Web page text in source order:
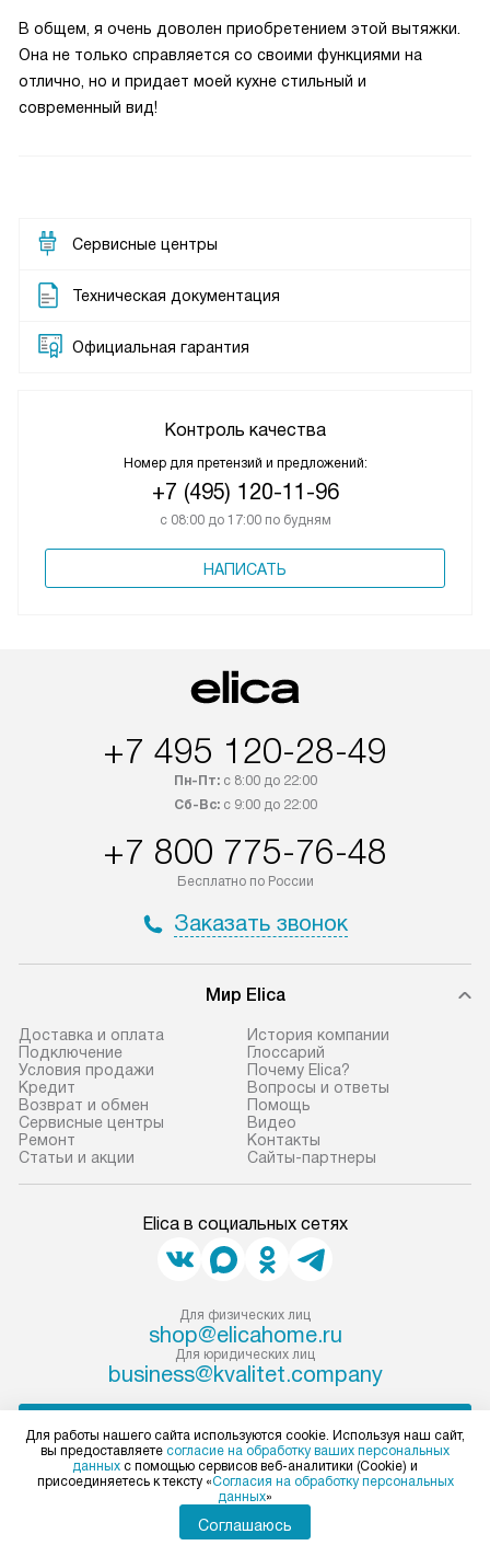
В общем, я очень доволен приобретением этой вытяжки.
Она не только справляется со своими функциями на
отлично, но и придает моей кухне стильный и
современный вид!
Сервисные центры
Техническая документация
Официальная гарантия
Контроль качества
Номер для претензий и предложений:
+7 (495) 120-11-96
с 08:00 до 17:00 по будням
НАПИСАТЬ
+7 495 120-28-49
Пн-Пт:с 8:00 до 22:00
Сб-Вс:с 9:00 до 22:00
+7 800 775-76-48
Бесплатно по России
Заказать звонок
Мир Elica
Доставка и оплата
Подключение
Условия продажи
Кредит
Возврат и обмен
Сервисные центры
Ремонт
Статьи и акции
История компании
Глоссарий
Почему Elica?
Вопросы и ответы
Помощь
Видео
Контакты
Сайты-партнеры
Elica в социальных сетях
Для физических лиц
shop@elicahome.ru
Для юридических лиц
business@kvalitet.company
Политика конфиденциальности
Условия продажи
Карта сайта
Для работы нашего сайта используются cookie. Используя наш сайт,
вы предоставляете согласие на обработку ваших персональных
данных с помощью сервисов веб-аналитики (Cookie) и
присоединяетесь к тексту «Согласия на обработку персональных
данных»
Соглашаюсь